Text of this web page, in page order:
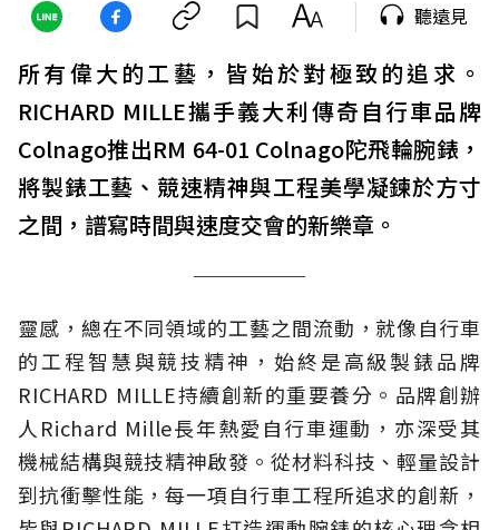
聽遠見
所有偉大的工藝，皆始於對極致的追求。
RICHARD MILLE攜手義大利傳奇自行車品牌
Colnago推出RM 64-01 Colnago陀飛輪腕錶，
將製錶工藝、競速精神與工程美學凝鍊於方寸
之間，譜寫時間與速度交會的新樂章。
靈感，總在不同領域的工藝之間流動，就像自行車
的工程智慧與競技精神，始終是高級製錶品牌
RICHARD MILLE持續創新的重要養分。品牌創辦
人Richard Mille長年熱愛自行車運動，亦深受其
機械結構與競技精神啟發。從材料科技、輕量設計
到抗衝擊性能，每一項自行車工程所追求的創新，